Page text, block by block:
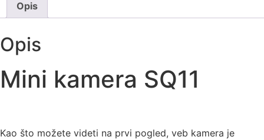
Opis
Opis
Mini kamera SQ11
Kao što možete videti na prvi pogled, veb kamera je